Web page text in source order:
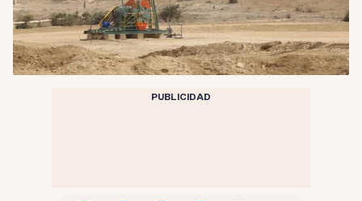
PUBLICIDAD